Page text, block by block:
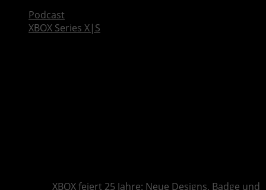
Podcast
XBOX Series X|S
XBOX feiert 25 Jahre: Neue Designs, Badge und